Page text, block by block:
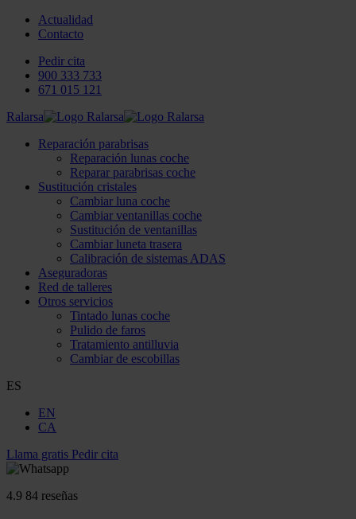
Actualidad
Contacto
Pedir cita
900 333 733
671 015 121
Ralarsa
Reparación parabrisas
Reparación lunas coche
Reparar parabrisas coche
Sustitución cristales
Cambiar luna coche
Cambiar ventanillas coche
Sustitución de ventanillas
Cambiar luneta trasera
Calibración de sistemas ADAS
Aseguradoras
Red de talleres
Otros servicios
Tintado lunas coche
Pulido de faros
Tratamiento antilluvia
Cambiar de escobillas
ES
EN
CA
Llama gratis Pedir cita
4.9 84 reseñas